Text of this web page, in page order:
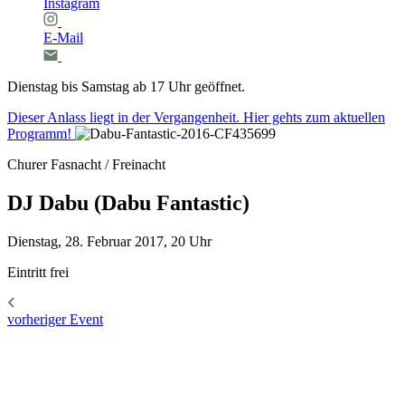
Instagram
E-Mail
Dienstag bis Samstag ab 17 Uhr geöffnet.
Dieser Anlass liegt in der Vergangenheit. Hier gehts zum aktuellen
Programm!
Churer Fasnacht / Freinacht
DJ Dabu (Dabu Fantastic)
Dienstag, 28. Februar 2017, 20 Uhr
Eintritt frei
vorheriger Event